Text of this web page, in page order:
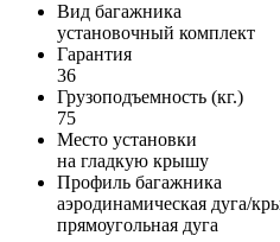
Вид багажника
установочный комплект
Гарантия
36
Грузоподъемность (кг.)
75
Место установки
на гладкую крышу
Профиль багажника
аэродинамическая дуга/
прямоугольная дуга